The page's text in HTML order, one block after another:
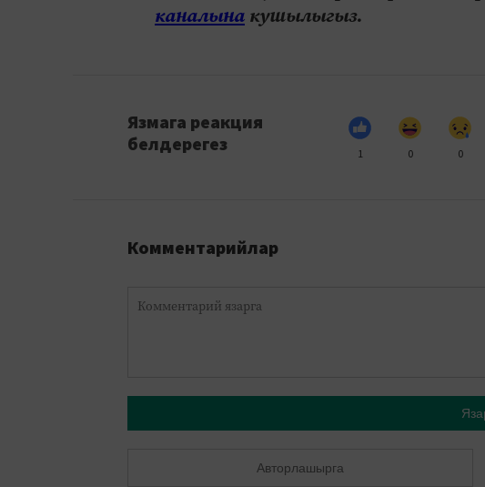
каналына кушылыгыз.
Язмага реакция
белдерегез
1 0 0
Комментарийлар
Авторлашырга